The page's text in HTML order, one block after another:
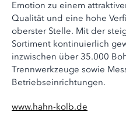
Emotion zu einem
Qualität und eine hohe
oberster Stelle. Mit der
Sortiment kontinuierlich
inzwischen über 35.000
Trennwerkzeuge sowie
Betriebseinrichtungen.
www.hahn-kolb.de